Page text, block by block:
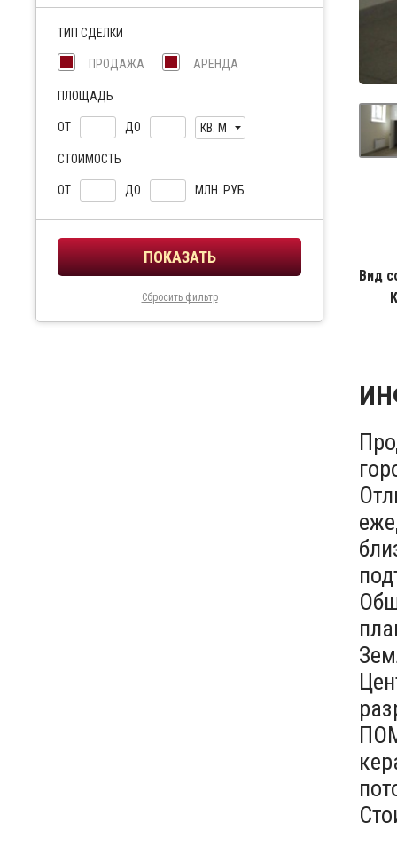
ТИП СДЕЛКИ
ПРОДАЖА АРЕНДА
ПЛОЩАДЬ
ОТ ДО КВ. М
СТОИМОСТЬ
ОТ ДО МЛН. РУБ
Сбросить фильтр
Вид